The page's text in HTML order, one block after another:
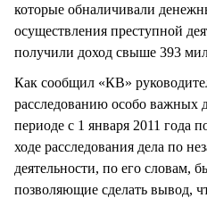
которые обналичивали
осуществления преступной
получили доход свыше 393
Как сообщил «КВ»
расследованию особо
периоде с 1 января 2011 года
ходе расследования дела по
деятельности, по его словам,
позволяющие сделать